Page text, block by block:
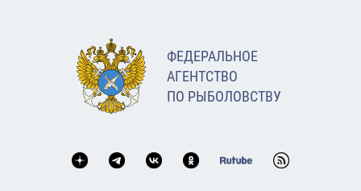
ФЕДЕРАЛЬНОЕ
АГЕНТСТВО
ПО РЫБОЛОВСТВУ